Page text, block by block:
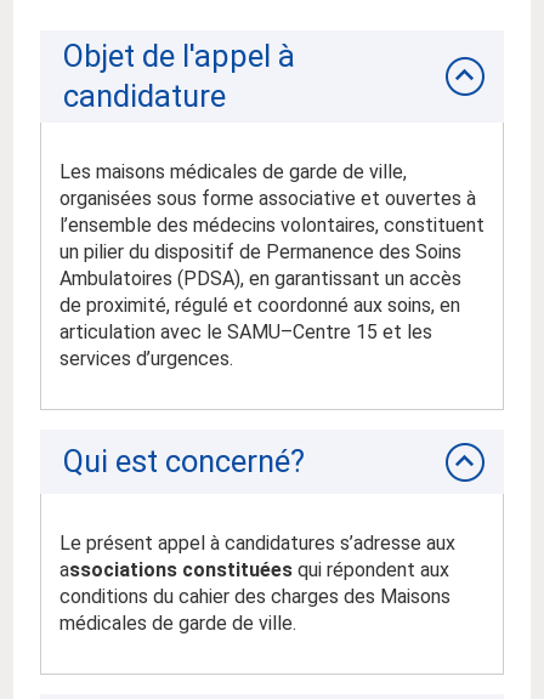
Objet de l'appel à
candidature
Les maisons médicales de garde de ville,
organisées sous forme associative et ouvertes à
l’ensemble des médecins volontaires, constituent
un pilier du dispositif de Permanence des Soins
Ambulatoires (PDSA), en garantissant un accès
de proximité, régulé et coordonné aux soins, en
articulation avec le SAMU–Centre 15 et les
services d’urgences.
Qui est concerné?
Le présent appel à candidatures s’adresse aux
associations constituées qui répondent aux
conditions du cahier des charges des Maisons
médicales de garde de ville.